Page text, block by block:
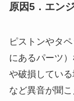
原因5．エン
ピストンやタ
にあるパーツ
や破損している
など異音が聞